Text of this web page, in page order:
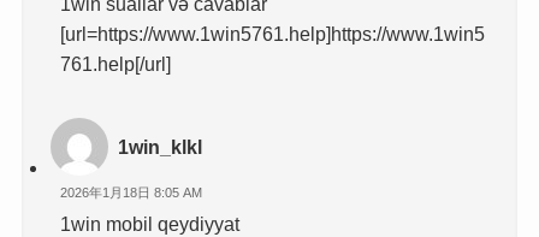
[url=https://www.1win5761.help]https://www.1win5
761.help[/url]
1win_klkl
2026年1月18日 8:05 AM
1win mobil qeydiyyat